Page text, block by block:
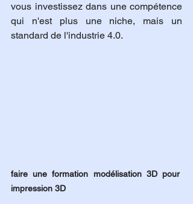
vous investissez dans une compétence
qui n'est plus une niche, mais un
standard de l'industrie 4.0.
faire une formation modélisation 3D pour
impression 3D